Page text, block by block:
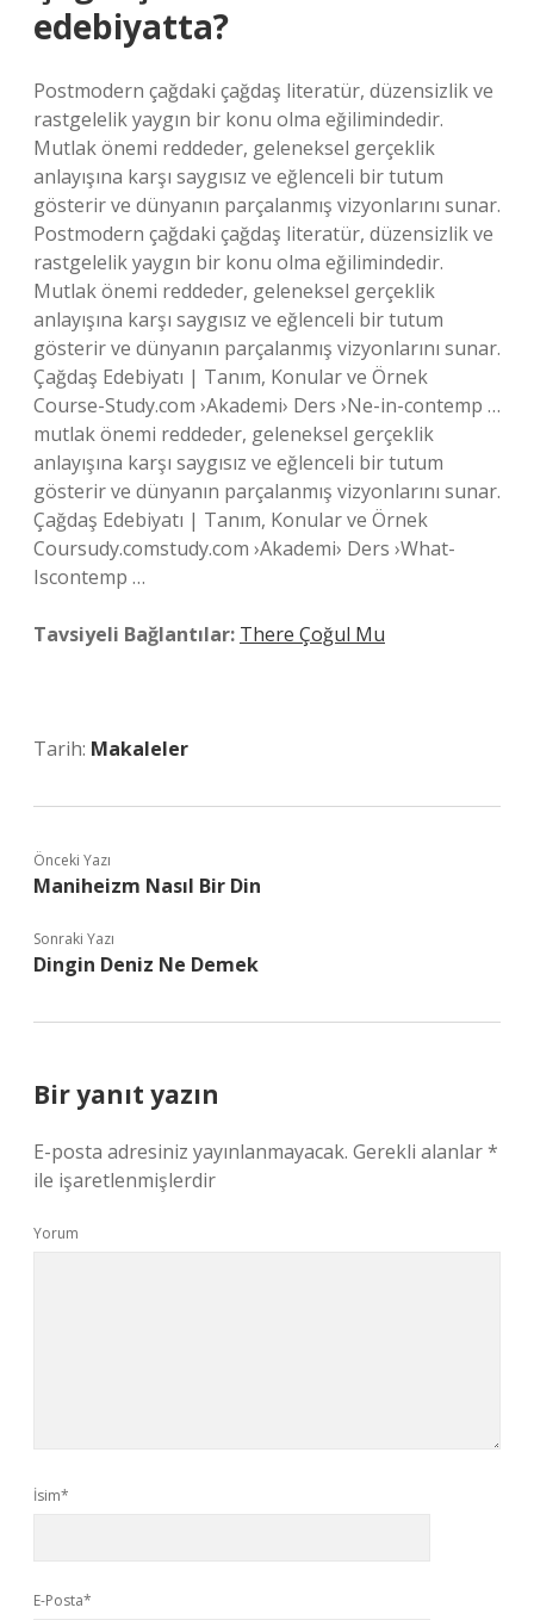
edebiyatta?
Postmodern çağdaki çağdaş literatür, düzensizlik ve
rastgelelik yaygın bir konu olma eğilimindedir.
Mutlak önemi reddeder, geleneksel gerçeklik
anlayışına karşı saygısız ve eğlenceli bir tutum
gösterir ve dünyanın parçalanmış vizyonlarını sunar.
Postmodern çağdaki çağdaş literatür, düzensizlik ve
rastgelelik yaygın bir konu olma eğilimindedir.
Mutlak önemi reddeder, geleneksel gerçeklik
anlayışına karşı saygısız ve eğlenceli bir tutum
gösterir ve dünyanın parçalanmış vizyonlarını sunar.
Çağdaş Edebiyatı | Tanım, Konular ve Örnek
Course-Study.com ›Akademi› Ders ›Ne-in-contemp …
mutlak önemi reddeder, geleneksel gerçeklik
anlayışına karşı saygısız ve eğlenceli bir tutum
gösterir ve dünyanın parçalanmış vizyonlarını sunar.
Çağdaş Edebiyatı | Tanım, Konular ve Örnek
Coursudy.comstudy.com ›Akademi› Ders ›What-
Iscontemp …
Tavsiyeli Bağlantılar: There Çoğul Mu
Tarih: Makaleler
Önceki Yazı
Maniheizm Nasıl Bir Din
Sonraki Yazı
Dingin Deniz Ne Demek
Bir yanıt yazın
E-posta adresiniz yayınlanmayacak. Gerekli alanlar*
ile işaretlenmişlerdir
Yorum
İsim*
E-Posta*